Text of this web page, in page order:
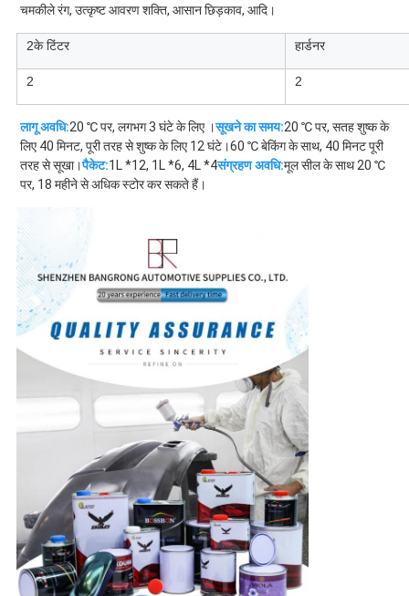
चमकीले रंग, उत्कृष्ट आवरण शक्ति, आसान छिड़काव, आदि।
2के टिंटर हार्डनर
2 2
लागू अवधि:20 ℃ पर, लगभग 3 घंटे के लिए ।सूखने का समय:20 ℃ पर, सतह शुष्क के
लिए 40 मिनट, पूरी तरह से शुष्क के लिए 12 घंटे।60 ℃ बेकिंग के साथ, 40 मिनट पूरी
तरह से सूखा।पैकेट:1L *12, 1L *6, 4L *4संग्रहण अवधि:मूल सील के साथ 20 ℃
पर, 18 महीने से अधिक स्टोर कर सकते हैं।